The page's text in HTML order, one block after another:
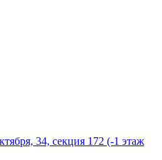
34, секция 172 (-1 этаж